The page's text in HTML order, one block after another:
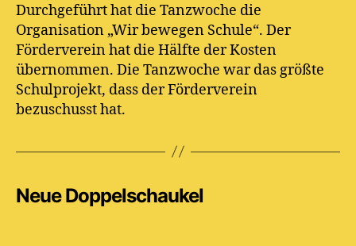
Durchgeführt hat die Tanzwoche die
Organisation „Wir bewegen Schule“. Der
Förderverein hat die Hälfte der Kosten
übernommen. Die Tanzwoche war das größte
Schulprojekt, dass der Förderverein
bezuschusst hat.
Neue Doppelschaukel